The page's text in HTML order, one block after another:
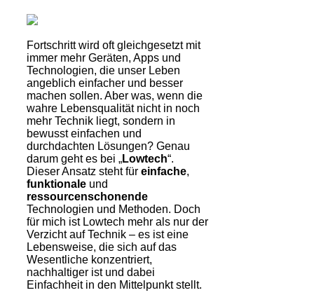
Fortschritt wird oft gleichgesetzt mit
immer mehr Geräten, Apps und
Technologien, die unser Leben
angeblich einfacher und besser
machen sollen. Aber was, wenn die
wahre Lebensqualität nicht in noch
mehr Technik liegt, sondern in
bewusst einfachen und
durchdachten Lösungen? Genau
darum geht es bei „Lowtech“.
Dieser Ansatz steht für einfache,
funktionale und
ressourcenschonende
Technologien und Methoden. Doch
für mich ist Lowtech mehr als nur der
Verzicht auf Technik – es ist eine
Lebensweise, die sich auf das
Wesentliche konzentriert,
nachhaltiger ist und dabei
Einfachheit in den Mittelpunkt stellt.